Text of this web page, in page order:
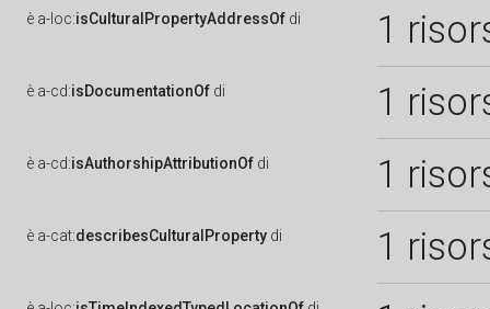
è a-loc:isCulturalPropertyAddressOf di 1
è a-cd:isDocumentationOf di 1
è a-cd:isAuthorshipAttributionOf di 1
è a-cat:describesCulturalProperty di 1